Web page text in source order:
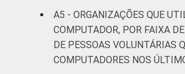
Organizações Sem Fins
A5 - ORGANIZAÇÕES QUE
COMPUTADOR, POR FAIXA
DE PESSOAS VOLUNTÁRIAS
COMPUTADORES NOS